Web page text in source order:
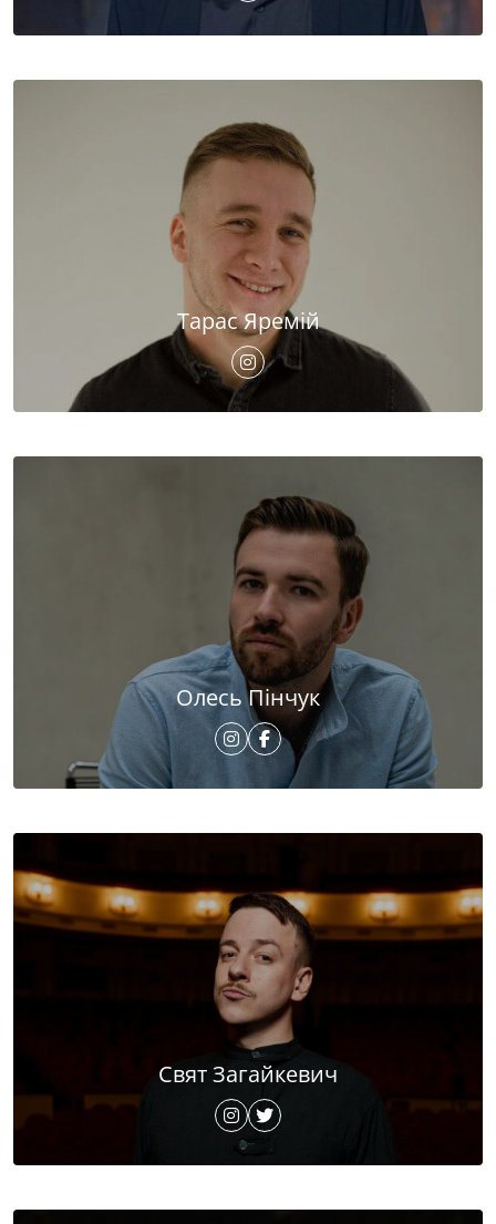
Тарас Яремій
Олесь Пінчук
Свят Загайкевич